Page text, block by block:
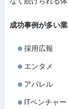
成功事例が多い
採用広報
エンタメ
アパレル
ITベンチャー